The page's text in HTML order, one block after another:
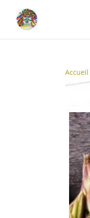
Accueil